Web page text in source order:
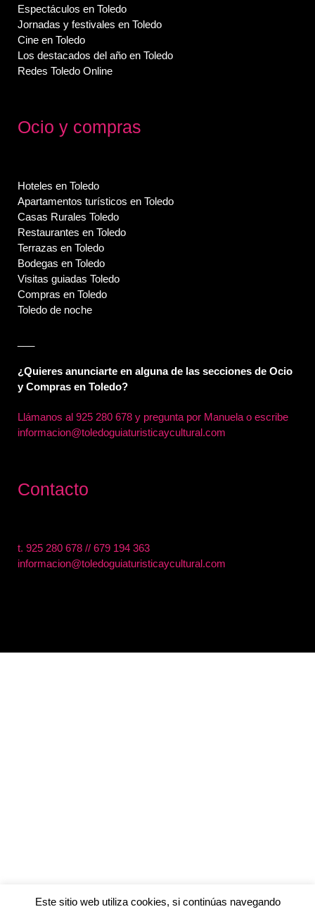
Espectáculos en Toledo
Jornadas y festivales en Toledo
Cine en Toledo
Los destacados del año en Toledo
Redes Toledo Online
Ocio y compras
Hoteles en Toledo
Apartamentos turísticos en Toledo
Casas Rurales Toledo
Restaurantes en Toledo
Terrazas en Toledo
Bodegas en Toledo
Visitas guiadas Toledo
Compras en Toledo
Toledo de noche
¿Quieres anunciarte en alguna de las secciones de Ocio
y Compras en Toledo?
Llámanos al925 280 678 y pregunta por Manuela o escribe
informacion@toledoguiaturisticaycultural.com
Contacto
t.925 280 678 //679 194 363
informacion@toledoguiaturisticaycultural.com
0
Este sitio web utiliza cookies, si continúas navegando